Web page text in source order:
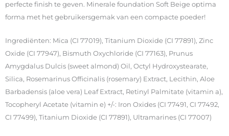
perfecte finish te geven. Minerale foundation Soft Beige optima
forma met het gebruikersgemak van een compacte poeder!
Ingrediënten: Mica (CI 77019), Titanium Dioxide (CI 77891), Zinc
Oxide (CI 77947), Bismuth Oxychloride (CI 77163), Prunus
Amygdalus Dulcis (sweet almond) Oil, Octyl Hydroxystearate,
Silica, Rosemarinus Officinalis (rosemary) Extract, Lecithin, Aloe
Barbadensis (aloe vera) Leaf Extract, Retinyl Palmitate (vitamin a),
Tocopheryl Acetate (vitamin e) +/-: Iron Oxides (CI 77491, CI 77492,
CI 77499), Titanium Dioxide (CI 77891), Ultramarines (CI 77007)